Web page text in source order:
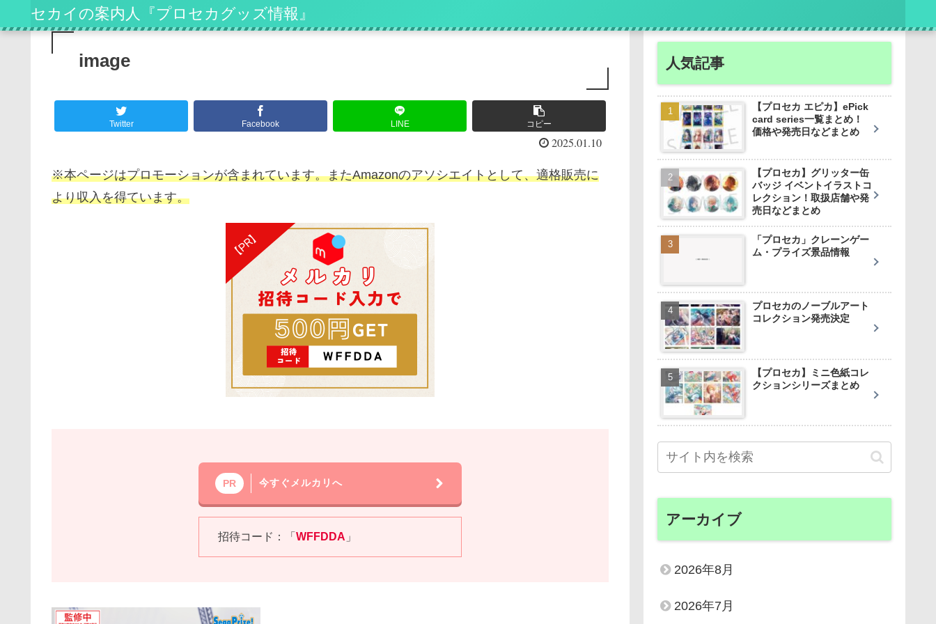
セカイの案内人『プロセカグッズ情報』
image
Twitter Facebook LINE コピー
2025.01.10
※本ページはプロモーションが含まれています。またAmazonのアソシエイトとして、適格販売に
より収入を得ています。
PR 今すぐメルカリへ
招待コード：「WFFDDA 」
人気記事
【プロセカ エピカ】ePick
card series一覧まとめ！
価格や発売日などまとめ
【プロセカ】グリッター缶
バッジ イベントイラストコ
レクション！取扱店舗や発
売日などまとめ
「プロセカ」クレーンゲー
ム・プライズ景品情報
プロセカのノーブルアート
コレクション発売決定
【プロセカ】ミニ色紙コレ
クションシリーズまとめ
アーカイブ
2026年8月
2026年7月